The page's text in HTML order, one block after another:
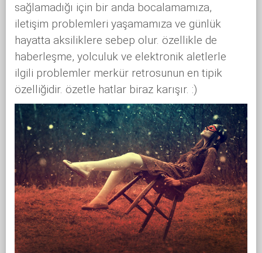
sağlamadığı için bir anda bocalamamıza,
iletişim problemleri yaşamamıza ve günlük
hayatta aksiliklere sebep olur. özellikle de
haberleşme, yolculuk ve elektronik aletlerle
ilgili problemler merkür retrosunun en tipik
özelliğidir. özetle hatlar biraz karışır. :)